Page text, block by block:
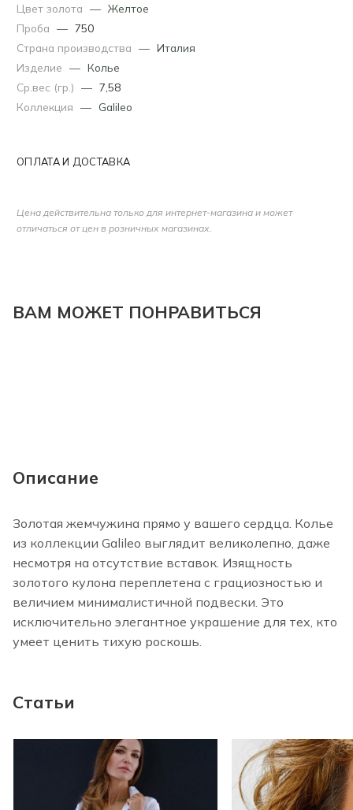
Цвет золота — Желтое
Проба — 750
Страна производства — Италия
Изделие — Колье
Ср.вес (гр.) — 7,58
Коллекция — Galileo
ОПЛАТА И ДОСТАВКА
Цена действительна только для интернет-магазина и может
отличаться от цен в розничных магазинах.
ВАМ МОЖЕТ ПОНРАВИТЬСЯ
Описание
Золотая жемчужина прямо у вашего сердца. Колье
из коллекции Galileo выглядит великолепно, даже
несмотря на отсутствие вставок. Изящность
золотого кулона переплетена с грациозностью и
величием минималистичной подвески. Это
исключительно элегантное украшение для тех, кто
умеет ценить тихую роскошь.
Статьи